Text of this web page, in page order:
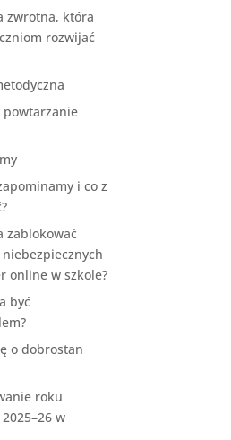
zwrotna, która
rozwijać
powtarzanie
i co z
zablokować
online w szkole?
być
o dobrostan
roku
w